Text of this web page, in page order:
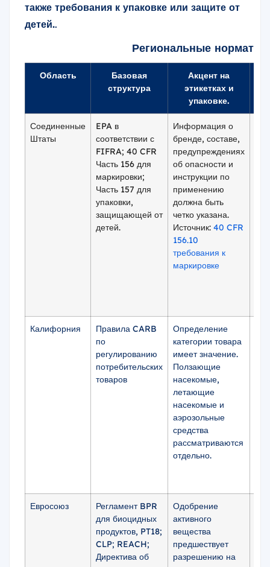
также требования к упаковке или защите от
детей..
Региональные
Область
Базовая
структура
Акцент на
этикетках и
упаковке.
Соединенные
Штаты
EPA в
соответствии с
FIFRA; 40 CFR
Часть 156 для
маркировки;
Часть 157 для
упаковки,
защищающей от
детей.
Информация о
бренде, составе,
предупреждениях
об опасности и
инструкции по
применению
должна быть
четко указана.
Источник: 40 CFR
156.10
требования к
маркировке
Калифорния
Правила CARB
по
регулированию
потребительских
товаров
Определение
категории товара
имеет значение.
Ползающие
насекомые,
летающие
насекомые и
аэрозольные
средства
рассматриваются
отдельно.
Евросоюз
Регламент BPR
для биоцидных
продуктов, PT18;
CLP; REACH;
Директива об
Одобрение
активного
вещества
предшествует
разрешению на